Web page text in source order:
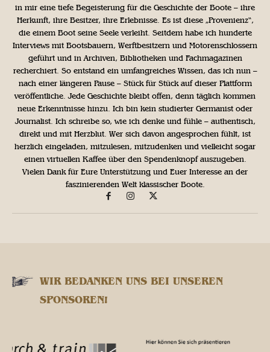
in mir eine tiefe Begeisterung für die Geschichte der Boote – ihre
Herkunft, ihre Besitzer, ihre Erlebnisse. Es ist diese „Provenienz“,
die einem Boot seine Seele verleiht. Seitdem habe ich hunderte
Interviews mit Bootsbauern, Werftbesitzern und Motorenschlossern
geführt und in Archiven, Bibliotheken und Fachmagazinen
recherchiert. So entstand ein umfangreiches Wissen, das ich nun –
nach einer längeren Pause – Stück für Stück auf dieser Plattform
veröffentliche. Jede Geschichte bleibt offen, denn täglich kommen
neue Erkenntnisse hinzu. Ich bin kein studierter Germanist oder
Journalist. Ich schreibe so, wie ich denke und fühle – authentisch,
direkt und mit Herzblut. Wer sich davon angesprochen fühlt, ist
herzlich eingeladen, mitzulesen, mitzudenken und vielleicht sogar
einen virtuellen Kaffee über den Spendenknopf auszugeben.
Vielen Dank für Eure Unterstützung und Euer Interesse an der
faszinierenden Welt klassischer Boote.
WIR BEDANKEN UNS BEI UNSEREN
SPONSOREN!